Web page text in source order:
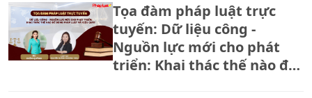
Tọa đàm pháp luật trực
tuyến: Dữ liệu công -
Nguồn lực mới cho phát
triển: Khai thác thế nào để